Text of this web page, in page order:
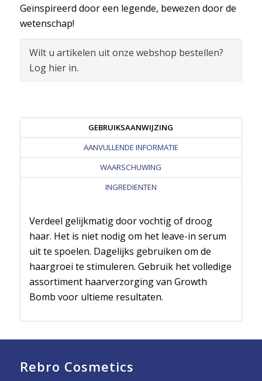
Geïnspireerd door een legende, bewezen door de
wetenschap!
Wilt u artikelen uit onze webshop bestellen?
Log hier in.
GEBRUIKSAANWIJZING
AANVULLENDE INFORMATIE
WAARSCHUWING
INGREDIENTEN
Verdeel gelijkmatig door vochtig of droog
haar. Het is niet nodig om het leave-in serum
uit te spoelen. Dagelijks gebruiken om de
haargroei te stimuleren. Gebruik het volledige
assortiment haarverzorging van Growth
Bomb voor ultieme resultaten.
Rebro Cosmetics